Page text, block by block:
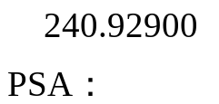
240.92900
PSA：